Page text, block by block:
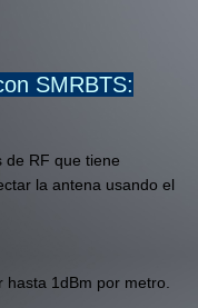
SMRBTS:
de RF que tiene
la antena usando el
1dBm por metro.